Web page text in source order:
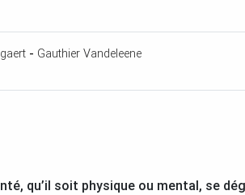
- Gauthier Vandeleene
qu’il soit physique ou mental, se